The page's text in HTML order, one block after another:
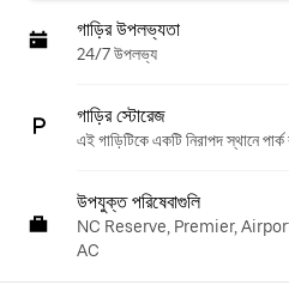
গাড়ির উপলভ্যতা
24/7 উপলভ্য
গাড়ির স্টোরেজ
এই গাড়িটিকে একটি নিরাপদ স্থানে
উপযুক্ত পরিষেবাগুলি
NC Reserve, Premier,
AC